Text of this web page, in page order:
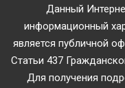
Данный
информационный
является публичной
Статьи 437
Для получения